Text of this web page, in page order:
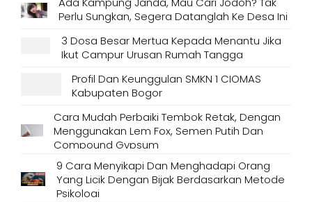
Perlu Sungkan, Segera Datanglah Ke Desa Ini
3 Dosa Besar Mertua Kepada Menantu Jika
Ikut Campur Urusan Rumah Tangga
Profil Dan Keunggulan SMKN 1 CIOMAS
Kabupaten Bogor
Cara Mudah Perbaiki Tembok Retak, Dengan
Menggunakan Lem Fox, Semen Putih Dan
Compound Gypsum
9 Cara Menyikapi Dan Menghadapi Orang
Yang Licik Dengan Bijak Berdasarkan Metode
Psikologi